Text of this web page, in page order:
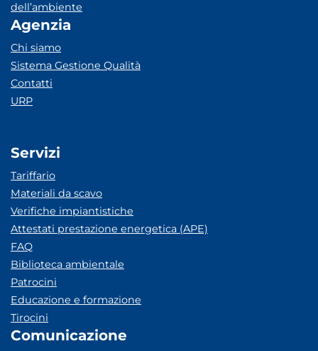
dell’ambiente
Agenzia
Chi siamo
Sistema Gestione Qualità
Contatti
URP
Servizi
Tariffario
Materiali da scavo
Verifiche impiantistiche
Attestati prestazione energetica (APE)
FAQ
Biblioteca ambientale
Patrocini
Educazione e formazione
Tirocini
Comunicazione